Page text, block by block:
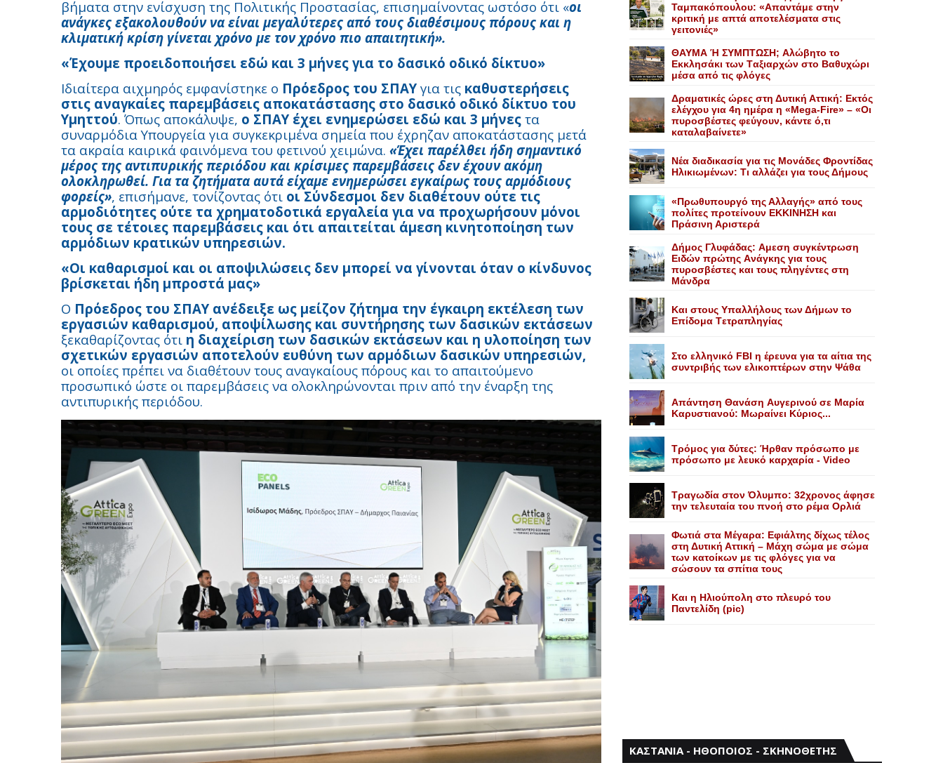
βήματα στην ενίσχυση της Πολιτικής Προστασίας, επισημαίνοντας ωστόσο ότι «οι
ανάγκες εξακολουθούν να είναι μεγαλύτερες από τους διαθέσιμους πόρους και η
κλιματική κρίση γίνεται χρόνο με τον χρόνο πιο απαιτητική».
«Έχουμε προειδοποιήσει εδώ και 3 μήνες για το δασικό οδικό δίκτυο»
Ιδιαίτερα αιχμηρός εμφανίστηκε ο Πρόεδρος του ΣΠΑΥ για τις καθυστερήσεις
στις αναγκαίες παρεμβάσεις αποκατάστασης στο δασικό οδικό δίκτυο του
Υμηττού. Όπως αποκάλυψε, ο ΣΠΑΥ έχει ενημερώσει εδώ και 3 μήνες τα
συναρμόδια Υπουργεία για συγκεκριμένα σημεία που έχρηζαν αποκατάστασης μετά
τα ακραία καιρικά φαινόμενα του φετινού χειμώνα. «Έχει παρέλθει ήδη σημαντικό
μέρος της αντιπυρικής περιόδου και κρίσιμες παρεμβάσεις δεν έχουν ακόμη
ολοκληρωθεί. Για τα ζητήματα αυτά είχαμε ενημερώσει εγκαίρως τους αρμόδιους
φορείς», επισήμανε, τονίζοντας ότι οι Σύνδεσμοι δεν διαθέτουν ούτε τις
αρμοδιότητες ούτε τα χρηματοδοτικά εργαλεία για να προχωρήσουν μόνοι
τους σε τέτοιες παρεμβάσεις και ότι απαιτείται άμεση κινητοποίηση των
αρμόδιων κρατικών υπηρεσιών.
«Οι καθαρισμοί και οι αποψιλώσεις δεν μπορεί να γίνονται όταν ο κίνδυνος
βρίσκεται ήδη μπροστά μας»
Ο Πρόεδρος του ΣΠΑΥ ανέδειξε ως μείζον ζήτημα την έγκαιρη εκτέλεση των
εργασιών καθαρισμού, αποψίλωσης και συντήρησης των δασικών εκτάσεων
ξεκαθαρίζοντας ότι η διαχείριση των δασικών εκτάσεων και η υλοποίηση των
σχετικών εργασιών αποτελούν ευθύνη των αρμόδιων δασικών υπηρεσιών,
οι οποίες πρέπει να διαθέτουν τους αναγκαίους πόρους και το απαιτούμενο
προσωπικό ώστε οι παρεμβάσεις να ολοκληρώνονται πριν από την έναρξη της
αντιπυρικής περιόδου.
Ταμπακόπουλου: «Απαντάμε στην
κριτική με απτά αποτελέσματα στις
γειτονιές»
ΘΑΥΜΑ Ή ΣΥΜΠΤΩΣΗ; Aλώβητο το
Eκκλησάκι των Tαξιαρχών στο Bαθυχώρι
μέσα από τις φλόγες
Δραματικές ώρες στη Δυτική Αττική: Εκτός
ελέγχου για 4η ημέρα η «Mega-Fire» – «Οι
πυροσβέστες φεύγουν, κάντε ό,τι
καταλαβαίνετε»
Nέα διαδικασία για τις Mονάδες Φροντίδας
Hλικιωμένων: Tι αλλάζει για τους Δήμους
«Πρωθυπουργό της Αλλαγής» από τους
πολίτες προτείνουν EKKINHΣΗ και
Πράσινη Αριστερά
Δήμος Γλυφάδας: Aμεση συγκέντρωση
Eιδών πρώτης Aνάγκης για τους
πυροσβέστες και τους πληγέντες στη
Mάνδρα
Kαι στους Yπαλλήλους των Δήμων το
Eπίδομα Tετραπληγίας
Στο ελληνικό FBI η έρευνα για τα αίτια της
συντριβής των ελικοπτέρων στην Ψάθα
Aπάντηση Θανάση Aυγερινού σε Mαρία
Kαρυστιανού: Mωραίνει Kύριος...
Τρόμος για δύτες: Ήρθαν πρόσωπο με
πρόσωπο με λευκό καρχαρία - Video
Τραγωδία στον Όλυμπο: 32χρονος άφησε
την τελευταία του πνοή στο ρέμα Ορλιά
Φωτιά στα Μέγαρα: Εφιάλτης δίχως τέλος
στη Δυτική Αττική – Μάχη σώμα με σώμα
των κατοίκων με τις φλόγες για να
σώσουν τα σπίτια τους
Και η Ηλιούπολη στο πλευρό του
Παντελίδη (pic)
ΚΑΣΤΑΝΙΑ - ΗΘΟΠΟΙΟΣ - ΣΚΗΝΟΘΕΤΗΣ